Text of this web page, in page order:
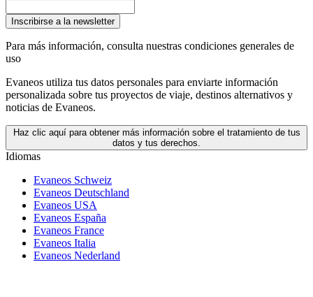
Inscribirse a la newsletter
Para más información, consulta nuestras condiciones generales de
uso
Evaneos utiliza tus datos personales para enviarte información
personalizada sobre tus proyectos de viaje, destinos alternativos y
noticias de Evaneos.
Haz clic aquí para obtener más información sobre el tratamiento de tus
datos y tus derechos.
Idiomas
Evaneos Schweiz
Evaneos Deutschland
Evaneos USA
Evaneos España
Evaneos France
Evaneos Italia
Evaneos Nederland